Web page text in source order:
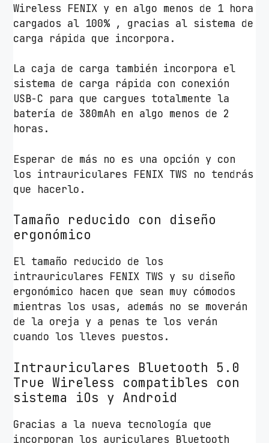
Wireless FENIX y en algo menos de 1 hora
cargados al 100% , gracias al sistema de
carga rápida que incorpora.
La caja de carga también incorpora el
sistema de carga rápida con conexión
USB-C para que cargues totalmente la
batería de 380mAh en algo menos de 2
horas.
Esperar de más no es una opción y con
los intrauriculares FENIX TWS no tendrás
que hacerlo.
Tamaño reducido con diseño
ergonómico
El tamaño reducido de los
intrauriculares FENIX TWS y su diseño
ergonómico hacen que sean muy cómodos
mientras los usas, además no se moverán
de la oreja y a penas te los verán
cuando los lleves puestos.
Intrauriculares Bluetooth 5.0
True Wireless compatibles con
sistema iOs y Android
Gracias a la nueva tecnología que
incorporan los auriculares Bluetooth